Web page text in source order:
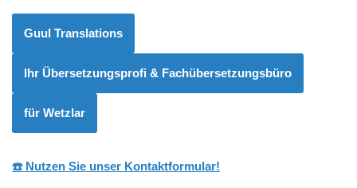
Guul Translations
Ihr Übersetzungsprofi & Fachübersetzungsbüro
für Wetzlar
☎️ Nutzen Sie unser Kontaktformular!